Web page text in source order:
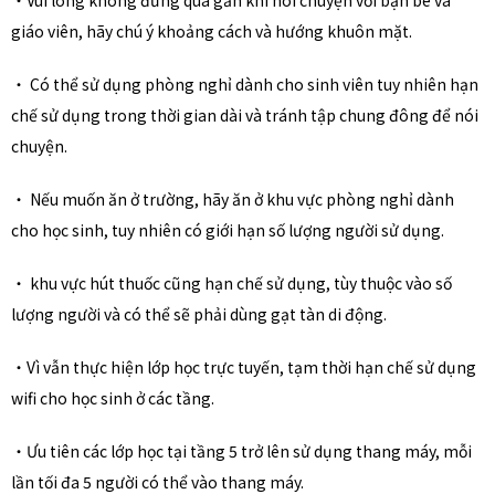
giáo viên, hãy chú ý khoảng cách và hướng khuôn mặt.
・ Có thể sử dụng phòng nghỉ dành cho sinh viên tuy nhiên hạn
chế sử dụng trong thời gian dài và tránh tập chung đông để nói
chuyện.
・ Nếu muốn ăn ở trường, hãy ăn ở khu vực phòng nghỉ dành
cho học sinh, tuy nhiên có giới hạn số lượng người sử dụng.
・ khu vực hút thuốc cũng hạn chế sử dụng, tùy thuộc vào số
lượng người và có thể sẽ phải dùng gạt tàn di động.
・Vì vẫn thực hiện lớp học trực tuyến, tạm thời hạn chế sử dụng
wifi cho học sinh ở các tầng.
・Ưu tiên các lớp học tại tầng 5 trở lên sử dụng thang máy, mỗi
lần tối đa 5 người có thể vào thang máy.